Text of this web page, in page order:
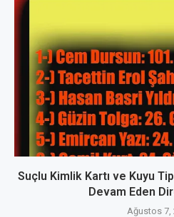
Suçlu Kimlik Kartı ve Kuyu
Devam Eden
Ağustos 7,